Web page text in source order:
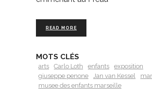
READ MORE
MOTS CLÉS
arts Carlo Loth enfants
exposition
giuseppe penone
Jan van Kessel
musee des enfants marseille